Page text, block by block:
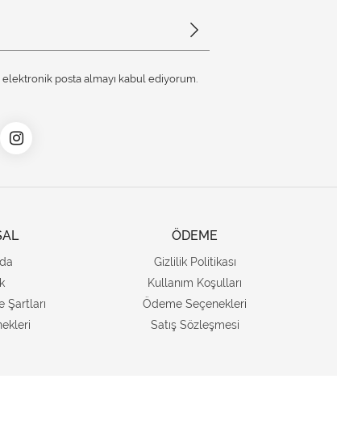
posta almayı kabul ediyorum.
Şartları
ÖDEME
Gizlilik Politikası
Kullanım Koşulları
Ödeme Seçenekleri
Satış Sözleşmesi